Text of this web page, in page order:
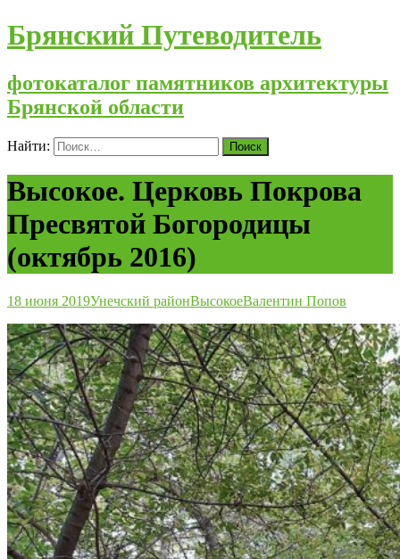
Брянский Путеводитель
фотокаталог памятников архитектуры
Брянской области
Найти:
Высокое. Церковь Покрова
Пресвятой Богородицы
(октябрь 2016)
18 июня 2019Унечский районВысокоеВалентин Попов